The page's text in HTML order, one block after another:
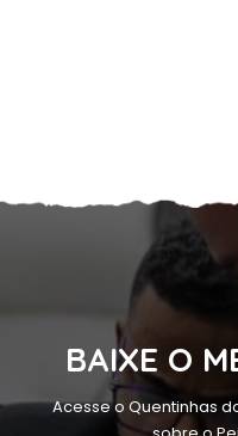
BAIXE O
Acesse o Quentinhas